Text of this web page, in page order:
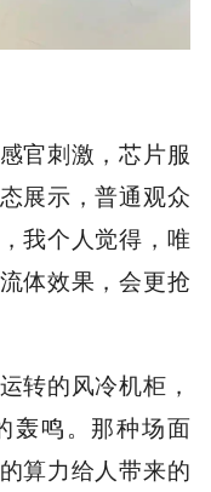
官刺激，芯片服
展示，普通观众
我个人觉得，唯
体效果，会更抢
转的风冷机柜，
轰鸣。那种场面
算力给人带来的